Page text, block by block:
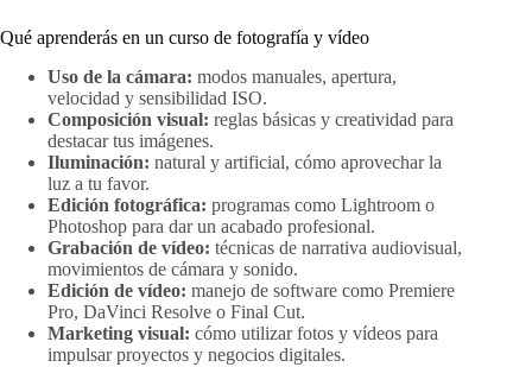
Qué aprenderás en un curso de fotografía y vídeo
Uso de la cámara: modos manuales, apertura,
velocidad y sensibilidad ISO.
Composición visual: reglas básicas y creatividad para
destacar tus imágenes.
Iluminación: natural y artificial, cómo aprovechar la
luz a tu favor.
Edición fotográfica: programas como Lightroom o
Photoshop para dar un acabado profesional.
Grabación de vídeo: técnicas de narrativa audiovisual,
movimientos de cámara y sonido.
Edición de vídeo: manejo de software como Premiere
Pro, DaVinci Resolve o Final Cut.
Marketing visual: cómo utilizar fotos y vídeos para
impulsar proyectos y negocios digitales.